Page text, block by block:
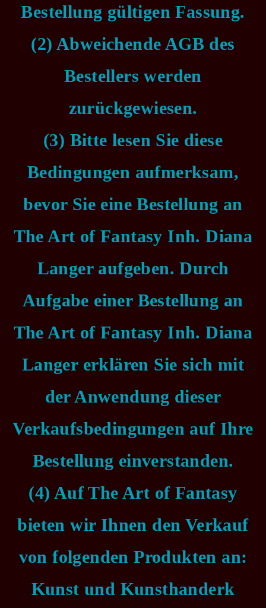
Bestellung gültigen Fassung.
(2) Abweichende AGB des
Bestellers werden
zurückgewiesen.
(3) Bitte lesen Sie diese
Bedingungen aufmerksam,
bevor Sie eine Bestellung an
The Art of Fantasy Inh. Diana
Langer aufgeben. Durch
Aufgabe einer Bestellung an
The Art of Fantasy Inh. Diana
Langer erklären Sie sich mit
der Anwendung dieser
Verkaufsbedingungen auf Ihre
Bestellung einverstanden.
(4) Auf The Art of Fantasy
bieten wir Ihnen den Verkauf
von folgenden Produkten an:
Kunst und Kunsthanderk